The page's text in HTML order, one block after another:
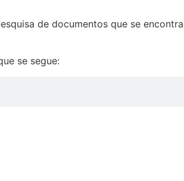
de documentos que se
se segue: